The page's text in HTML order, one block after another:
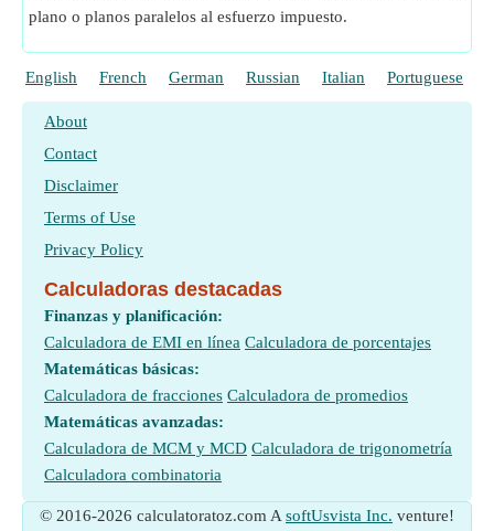
plano o planos paralelos al esfuerzo impuesto.
English French German Russian Italian Portuguese
About
Contact
Disclaimer
Terms of Use
Privacy Policy
Calculadoras destacadas
Finanzas y planificación:
Calculadora de EMI en línea Calculadora de porcentajes
Matemáticas básicas:
Calculadora de fracciones Calculadora de promedios
Matemáticas avanzadas:
Calculadora de MCM y MCD Calculadora de trigonometría
Calculadora combinatoria
© 2016-2026 calculatoratoz.com A softUsvista Inc. venture!